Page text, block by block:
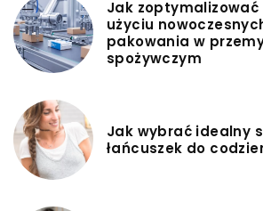
Jak
użyciu
pakowania w
spożywczym
Jak wybrać idealny
łańcuszek do